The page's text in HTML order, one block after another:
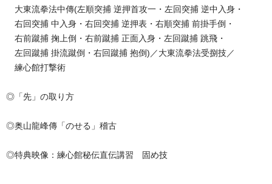
大東流拳法中傳(左順突捕 逆押首攻一・左回突捕 逆中入身・
右回突捕 中入身・右回突捕 逆押表・右順突捕 前掛手倒・
右前蹴捕 掬上倒・右前蹴捕 正面入身・左回蹴捕 跳飛・
左回蹴捕 掛流蹴倒・右回蹴捕 抱倒)／大東流拳法受捌技／
練心館打撃術
◎「先」の取り方
◎奥山龍峰傳「のせる」稽古
◎特典映像：練心館秘伝直伝講習 固め技